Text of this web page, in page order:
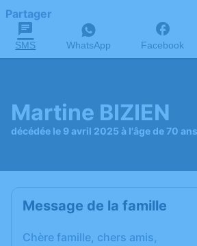
Partager
SMS WhatsApp Facebook
Martine BIZIEN
décédée le 9 avril 2025 à l'âge de 70 ans
Message de la famille
Chère famille, chers amis,